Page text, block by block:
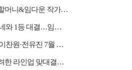
'유퀴즈' 이은결·임봉근 할머니&임다운 작가·이승철, '...
'전설의 사내' 성리, 이루네와 1등 대결…임영웅 '보금...
‘KSI 영향력 지수’ 론칭, 이찬원·전유진 7월 차트 남녀...
팀 K리그 VS 맨시티, 화려한 라인업 맞대결…쿠팡플레이...